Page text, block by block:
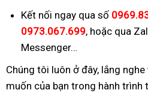
Kết nối ngay qua số
0973.067.699, hoặc qua
Messenger…
Chúng tôi luôn ở đây, lắng
muốn của bạn trong hành trình